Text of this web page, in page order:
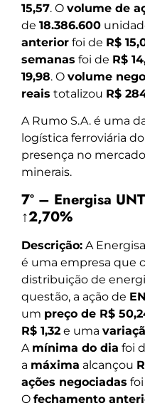
15,57. O volume de
de 18.386.600
anterior foi de R$
semanas foi de R$
19,98. O volume
reais totalizou R$
A Rumo S.A. é uma
logística ferroviária
presença no
minerais.
7º – Energisa
↑2,70%
Descrição: A
é uma empresa que
distribuição de
questão, a ação de
um preço de R$
R$ 1,32 e uma
A mínima do dia foi
a máxima alcançou
ações negociadas
O fechamento